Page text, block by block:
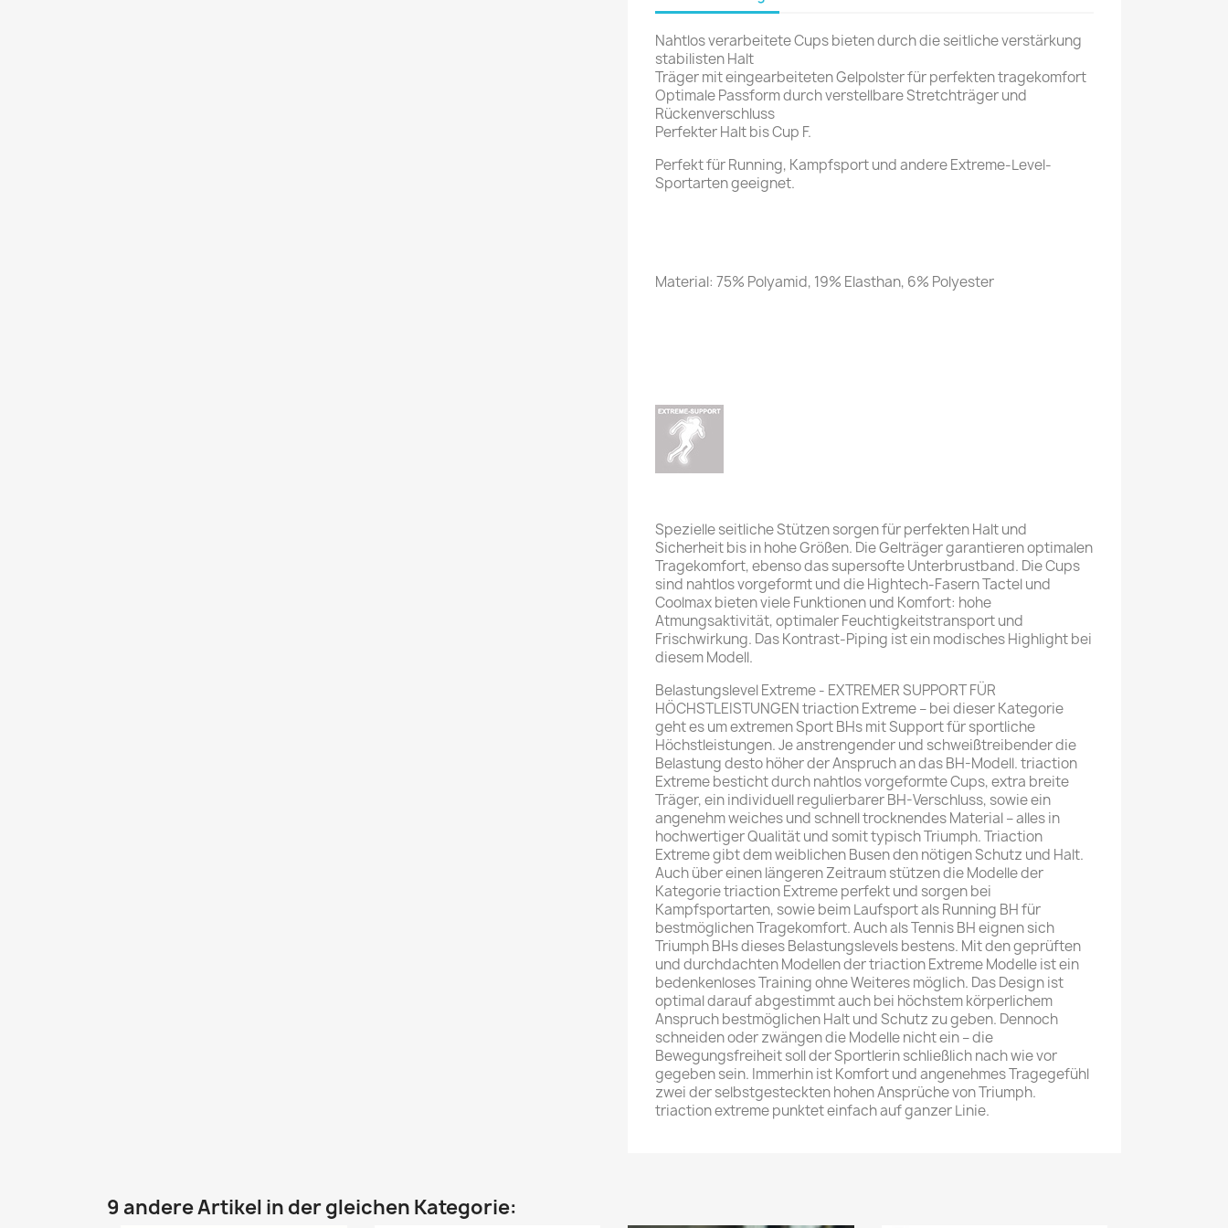
Nahtlos verarbeitete Cups bieten durch die seitliche verstärkung
stabilisten Halt
Träger mit eingearbeiteten Gelpolster für perfekten tragekomfort
Optimale Passform durch verstellbare Stretchträger und
Rückenverschluss
Perfekter Halt bis Cup F.
Perfekt für Running, Kampfsport und andere Extreme-Level-
Sportarten geeignet.
Material: 75% Polyamid, 19% Elasthan, 6% Polyester
Spezielle seitliche Stützen sorgen für perfekten Halt und
Sicherheit bis in hohe Größen. Die Gelträger garantieren optimalen
Tragekomfort, ebenso das supersofte Unterbrustband. Die Cups
sind nahtlos vorgeformt und die Hightech-Fasern Tactel und
Coolmax bieten viele Funktionen und Komfort: hohe
Atmungsaktivität, optimaler Feuchtigkeitstransport und
Frischwirkung. Das Kontrast-Piping ist ein modisches Highlight bei
diesem Modell.
Belastungslevel Extreme - EXTREMER SUPPORT FÜR
HÖCHSTLEISTUNGEN triaction Extreme – bei dieser Kategorie
geht es um extremen Sport BHs mit Support für sportliche
Höchstleistungen. Je anstrengender und schweißtreibender die
Belastung desto höher der Anspruch an das BH-Modell. triaction
Extreme besticht durch nahtlos vorgeformte Cups, extra breite
Träger, ein individuell regulierbarer BH-Verschluss, sowie ein
angenehm weiches und schnell trocknendes Material – alles in
hochwertiger Qualität und somit typisch Triumph. Triaction
Extreme gibt dem weiblichen Busen den nötigen Schutz und Halt.
Auch über einen längeren Zeitraum stützen die Modelle der
Kategorie triaction Extreme perfekt und sorgen bei
Kampfsportarten, sowie beim Laufsport als Running BH für
bestmöglichen Tragekomfort. Auch als Tennis BH eignen sich
Triumph BHs dieses Belastungslevels bestens. Mit den geprüften
und durchdachten Modellen der triaction Extreme Modelle ist ein
bedenkenloses Training ohne Weiteres möglich. Das Design ist
optimal darauf abgestimmt auch bei höchstem körperlichem
Anspruch bestmöglichen Halt und Schutz zu geben. Dennoch
schneiden oder zwängen die Modelle nicht ein – die
Bewegungsfreiheit soll der Sportlerin schließlich nach wie vor
gegeben sein. Immerhin ist Komfort und angenehmes Tragegefühl
zwei der selbstgesteckten hohen Ansprüche von Triumph.
triaction extreme punktet einfach auf ganzer Linie.
9 andere Artikel in der gleichen Kategorie: